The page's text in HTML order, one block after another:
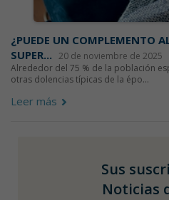
¿PUEDE UN COMPLEMENTO
SUPER... 20 de noviembre de 2025
Alrededor del 75 % de la población
otras dolencias típicas de la épo...
Leer más
Sus
Noticias